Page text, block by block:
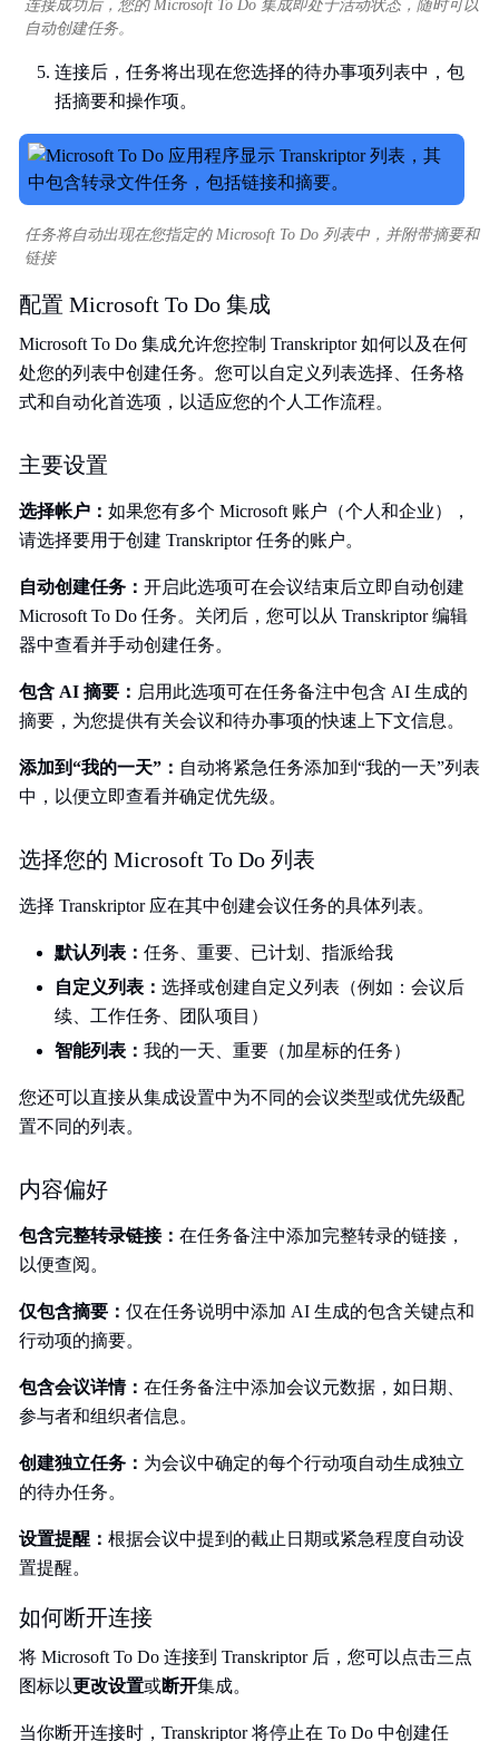
连接成功后，您的 Microsoft To Do 集成即处于活动状态，随时可以
自动创建任务。
连接后，任务将出现在您选择的待办事项列表中，包
括摘要和操作项。
任务将自动出现在您指定的 Microsoft To Do 列表中，并附带摘要和
链接
配置 Microsoft To Do 集成
Microsoft To Do 集成允许您控制 Transkriptor 如何以及在何
处您的列表中创建任务。您可以自定义列表选择、任务格
式和自动化首选项，以适应您的个人工作流程。
主要设置
选择帐户： 如果您有多个 Microsoft 账户（个人和企业），
请选择要用于创建 Transkriptor 任务的账户。
自动创建任务： 开启此选项可在会议结束后立即自动创建
Microsoft To Do 任务。关闭后，您可以从 Transkriptor 编辑
器中查看并手动创建任务。
包含 AI 摘要： 启用此选项可在任务备注中包含 AI 生成的
摘要，为您提供有关会议和待办事项的快速上下文信息。
添加到“我的一天”： 自动将紧急任务添加到“我的一天”列表
中，以便立即查看并确定优先级。
选择您的 Microsoft To Do 列表
选择 Transkriptor 应在其中创建会议任务的具体列表。
默认列表： 任务、重要、已计划、指派给我
自定义列表： 选择或创建自定义列表（例如：会议后
续、工作任务、团队项目）
智能列表： 我的一天、重要（加星标的任务）
您还可以直接从集成设置中为不同的会议类型或优先级配
置不同的列表。
内容偏好
包含完整转录链接： 在任务备注中添加完整转录的链接，
以便查阅。
仅包含摘要： 仅在任务说明中添加 AI 生成的包含关键点和
行动项的摘要。
包含会议详情： 在任务备注中添加会议元数据，如日期、
参与者和组织者信息。
创建独立任务： 为会议中确定的每个行动项自动生成独立
的待办任务。
设置提醒： 根据会议中提到的截止日期或紧急程度自动设
置提醒。
如何断开连接
将 Microsoft To Do 连接到 Transkriptor 后，您可以点击三点
图标以更改设置或断开集成。
当你断开连接时，Transkriptor 将停止在 To Do 中创建任